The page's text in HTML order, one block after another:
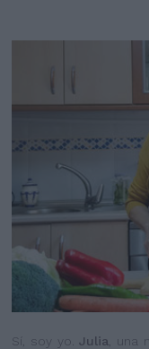
Sí, soy yo.Julia , una